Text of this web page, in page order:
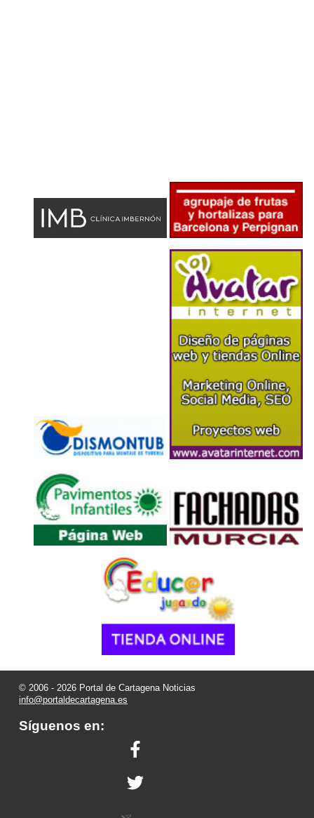
© 2006 - 2026 Portal de Cartagena Noticias
info@portaldecartagena.es
Síguenos en: